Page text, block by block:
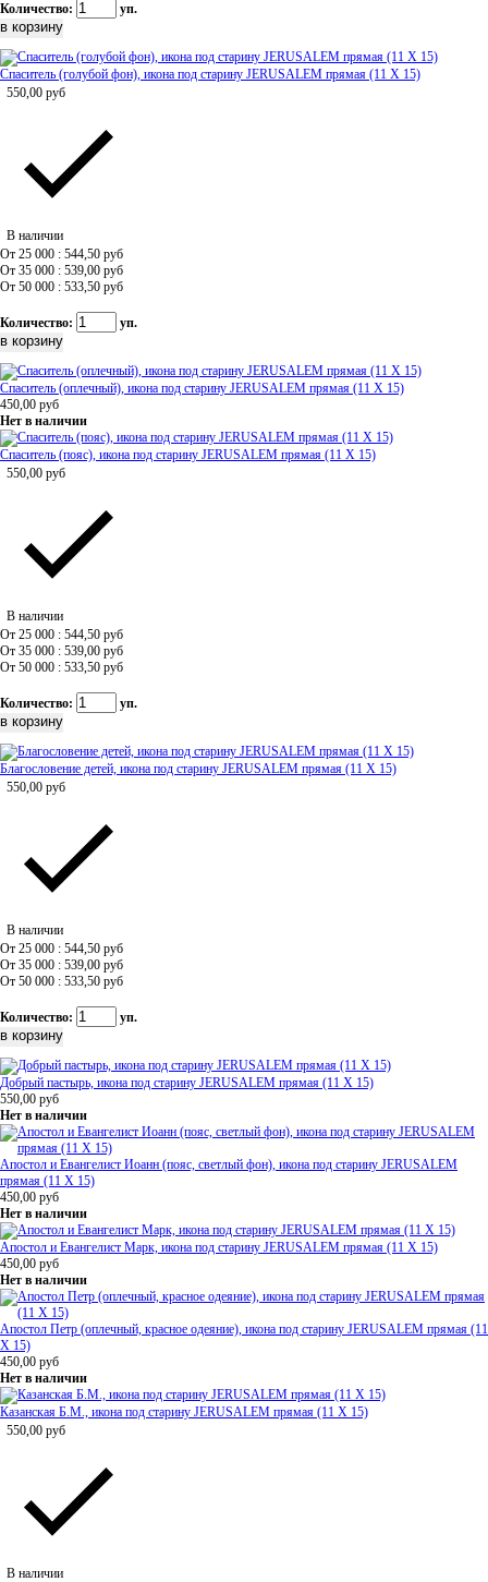
Количество: уп.
Спаситель (голубой фон), икона под старину JERUSALEM прямая (11 Х 15)
550,00 руб
В наличии
От 25 000 : 544,50 руб
От 35 000 : 539,00 руб
От 50 000 : 533,50 руб
Количество: уп.
Спаситель (оплечный), икона под старину JERUSALEM прямая (11 Х 15)
450,00 руб
Нет в наличии
Спаситель (пояс), икона под старину JERUSALEM прямая (11 Х 15)
550,00 руб
В наличии
От 25 000 : 544,50 руб
От 35 000 : 539,00 руб
От 50 000 : 533,50 руб
Количество: уп.
Благословение детей, икона под старину JERUSALEM прямая (11 Х 15)
550,00 руб
В наличии
От 25 000 : 544,50 руб
От 35 000 : 539,00 руб
От 50 000 : 533,50 руб
Количество: уп.
Добрый пастырь, икона под старину JERUSALEM прямая (11 Х 15)
550,00 руб
Нет в наличии
Апостол и Евангелист Иоанн (пояс, светлый фон), икона под старину JERUSALEM
прямая (11 Х 15)
450,00 руб
Нет в наличии
Апостол и Евангелист Марк, икона под старину JERUSALEM прямая (11 Х 15)
450,00 руб
Нет в наличии
Апостол Петр (оплечный, красное одеяние), икона под старину JERUSALEM прямая (11
Х 15)
450,00 руб
Нет в наличии
Казанская Б.М., икона под старину JERUSALEM прямая (11 Х 15)
550,00 руб
В наличии